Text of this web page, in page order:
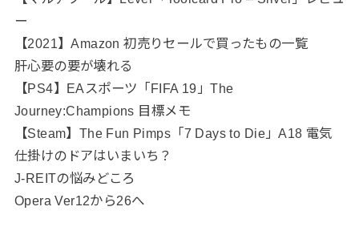
ー
【2021】Amazon 初売りセールで買ったもの一覧
肝心要の要が壊れる
【PS4】EAスポーツ「FIFA 19」The
Journey:Champions 目標メモ
【Steam】The Fun Pimps「7 Days to Die」A18 電気
仕掛けのドアはいまいち？
J-REITの悩みどころ
Opera Ver12から26へ